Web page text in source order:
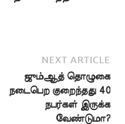
NEXT ARTICLE
ஜும்ஆத் தொழுகை
நடைபெற குறைந்தது 40
நபர்கள் இருக்க
வேண்டுமா?